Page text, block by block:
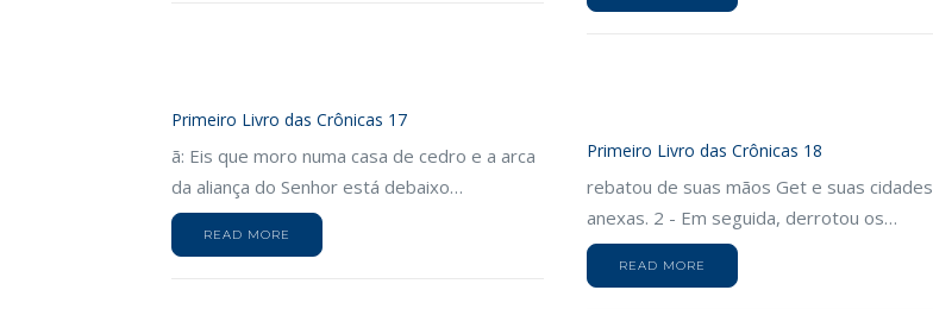
Primeiro Livro das Crônicas 17
ã: Eis que moro numa casa de cedro e a arca
da aliança do Senhor está debaixo…
READ MORE
Primeiro Livro das Crônicas 18
rebatou de suas mãos Get e suas cidades
anexas. 2 - Em seguida, derrotou os…
READ MORE